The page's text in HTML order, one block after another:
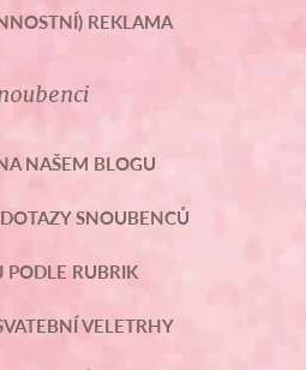
REKLAMA
NAŠEM BLOGU
SNOUBENCŮ
PODLE RUBRIK
VELETRHY